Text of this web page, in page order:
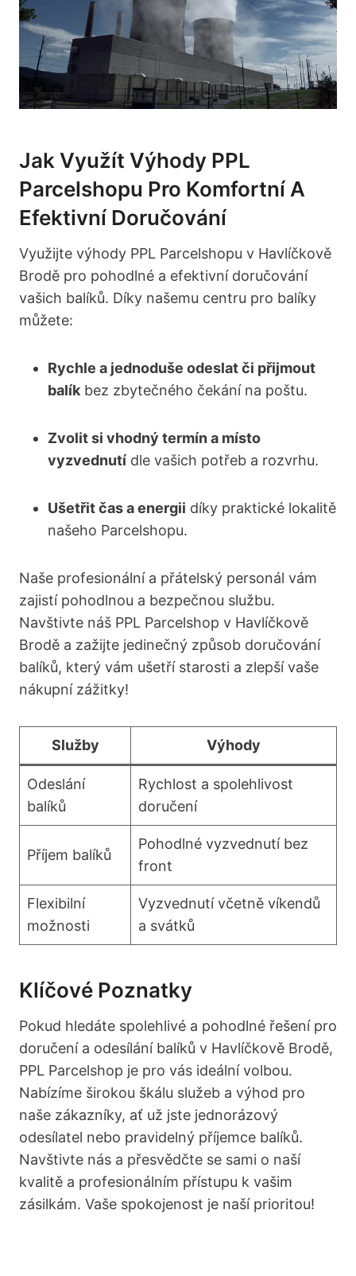
Jak Využít Výhody ⁤PPL
Parcelshopu Pro Komfortní A
Efektivní Doručování
Využijte výhody PPL Parcelshopu v‌ Havlíčkově
Brodě pro pohodlné a efektivní doručování
vašich ⁢balíků. Díky našemu centru pro balíky
⁣můžete:
Rychle a jednoduše ⁢odeslat či přijmout
balík bez zbytečného čekání na poštu.
Zvolit si vhodný termín a ⁤místo
vyzvednutí dle vašich potřeb ‍a rozvrhu.
Ušetřit čas a energii díky​ praktické lokalitě
našeho Parcelshopu.
Naše profesionální ⁤a přátelský⁣ personál ​vám
zajistí pohodlnou a bezpečnou službu.
Navštivte náš⁤ PPL Parcelshop​ v Havlíčkově
Brodě a zažijte jedinečný​ způsob ⁢doručování ​
balíků, který vám ušetří starosti​ a zlepší vaše
nákupní zážitky!
Služby Výhody
Odeslání
balíků
Rychlost a​ spolehlivost
doručení
Příjem balíků
Pohodlné vyzvednutí bez
front
Flexibilní
možnosti
Vyzvednutí​ včetně víkendů‍
a svátků
Klíčové Poznatky
Pokud hledáte spolehlivé a pohodlné⁣ řešení pro⁤
doručení a odesílání balíků v Havlíčkově Brodě,
PPL Parcelshop je pro⁢ vás ‍ideální‌ volbou.
Nabízíme širokou škálu služeb‌ a ⁤výhod pro
naše ⁣zákazníky, ať už jste jednorázový⁣
odesílatel nebo pravidelný‌ příjemce balíků.
Navštivte nás a přesvědčte se ‌sami ⁢o ‌naší
kvalitě‍ a profesionálním přístupu k vašim
zásilkám. Vaše ‌spokojenost⁤ je naší⁤ prioritou!